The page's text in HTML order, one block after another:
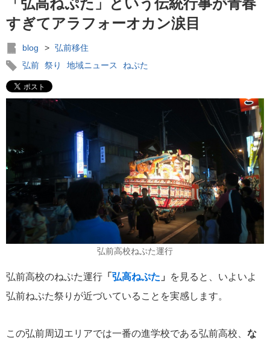
「弘高ねぷた」という伝統行事が青春
すぎてアラフォーオカン涙目
blog > 弘前移住
弘前 祭り 地域ニュース ねぷた
弘前高校ねぷた運行
弘前高校のねぷた運行 「 弘高ねぷた 」
を見ると、いよいよ
弘前ねぷた祭りが近づいていることを実感します。
この弘前周辺エリアでは一番の進学校である弘前高校、 な